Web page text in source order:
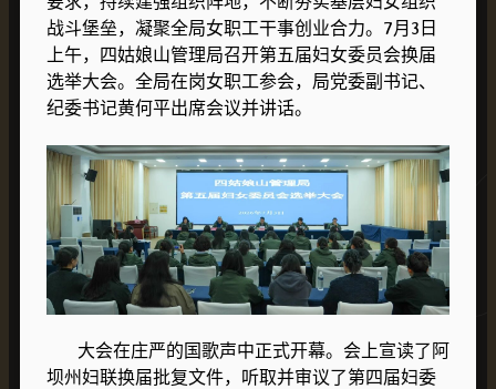
战斗堡垒，凝聚全局女职工干事创业合力。7月3日
上午，四姑娘山管理局召开第五届妇女委员会换届
选举大会。全局在岗女职工参会，局党委副书记、
纪委书记黄何平出席会议并讲话。
大会在庄严的国歌声中正式开幕。会上宣读了阿
坝州妇联换届批复文件，听取并审议了第四届妇委